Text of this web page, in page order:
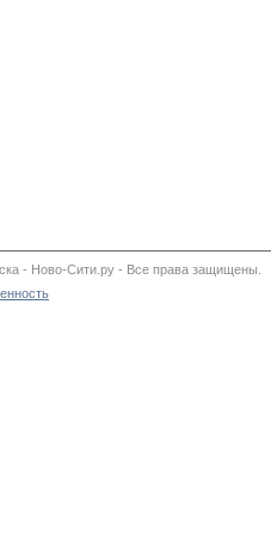
- Ново-Сити.ру - Все права защищены.